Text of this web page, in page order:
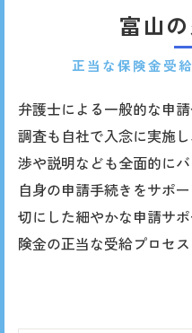
富山
正当な保険金受
弁護士による一般的な申
調査も自社で入念に実施
渉や説明なども全面的に
自身の申請手続きをサポ
切にした細やかな申請サ
険金の正当な受給プロセ